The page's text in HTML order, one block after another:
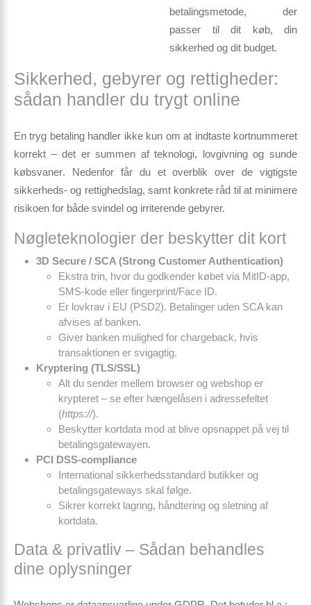
betalingsmetode, der
passer til dit køb, din
sikkerhed og dit budget.
Sikkerhed, gebyrer og rettigheder:
sådan handler du trygt online
En tryg betaling handler ikke kun om at indtaste kortnummeret
korrekt – det er summen afteknologi, lovgivning og sunde
købsvaner. Nedenfor får du et overblik over de vigtigste
sikkerheds- og rettighedslag, samt konkrete råd til at minimere
risikoen for både svindel og irriterende gebyrer.
Nøgleteknologier der beskytter dit kort
3D Secure / SCA (Strong Customer Authentication)
Ekstra trin, hvor du godkender købet via MitID-app,
SMS-kode eller fingerprint/Face ID.
Er lovkrav i EU (PSD2). Betalinger uden SCA kan
afvises af banken.
Giver banken mulighed for chargeback, hvis
transaktionen er svigagtig.
Kryptering (TLS/SSL)
Alt du sender mellem browser og webshop er
krypteret – se efter hængelåsen i adressefeltet
(https://).
Beskytter kortdata mod at blive opsnappet på vej til
betalingsgatewayen.
PCI DSS-compliance
International sikkerhedsstandard butikker og
betalingsgateways skal følge.
Sikrer korrekt lagring, håndtering og sletning af
kortdata.
Data & privatliv – Sådan behandles
dine oplysninger